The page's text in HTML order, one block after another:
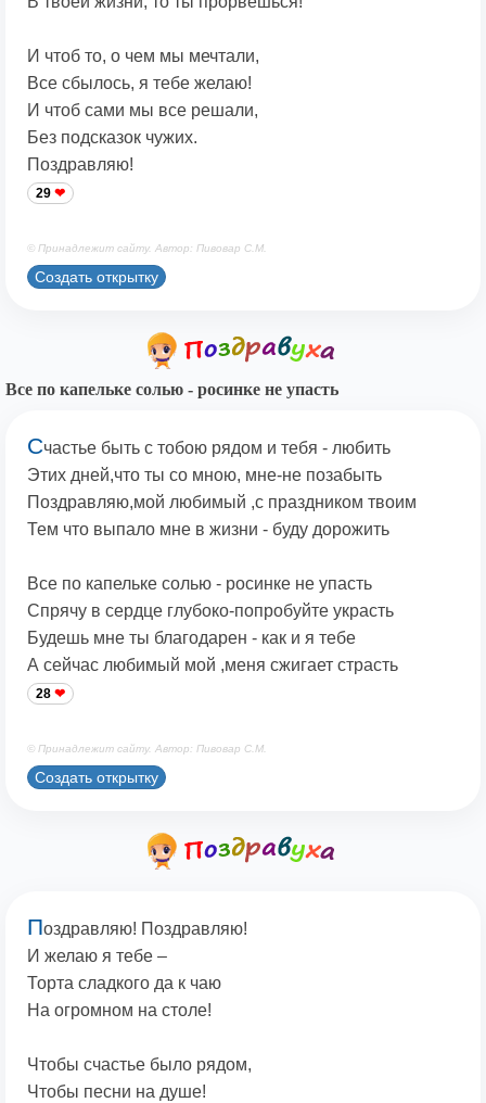
И чтоб то, о чем мы мечтали,
Все сбылось, я тебе желаю!
И чтоб сами мы все решали,
Без подсказок чужих.
Поздравляю!
29
© Принадлежит сайту. Автор: Пивовар С.М.
Создать открытку
Все по капельке солью - росинке не упасть
Счастье быть с тобою рядом и тебя - любить
Этих дней,что ты со мною, мне-не позабыть
Поздравляю,мой любимый ,с праздником твоим
Тем что выпало мне в жизни - буду дорожить
Все по капельке солью - росинке не упасть
Спрячу в сердце глубоко-попробуйте украсть
Будешь мне ты благодарен - как и я тебе
А сейчас любимый мой ,меня сжигает страсть
28
© Принадлежит сайту. Автор: Пивовар С.М.
Создать открытку
Поздравляю! Поздравляю!
И желаю я тебе –
Торта сладкого да к чаю
На огромном на столе!
Чтобы счастье было рядом,
Чтобы песни на душе!